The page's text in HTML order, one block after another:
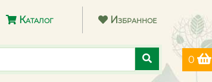
Каталог Избранное
0